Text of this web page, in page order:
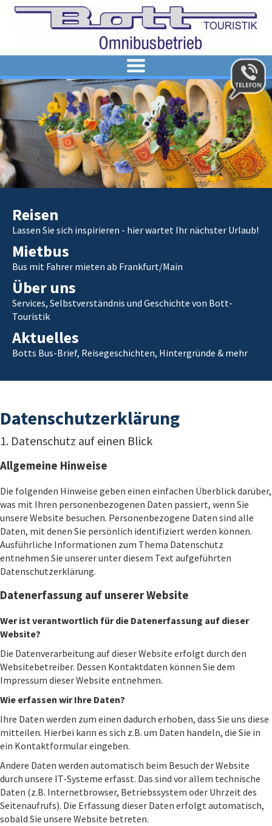
REISEN
VERSICHERUNG
MIETBUS
ANFRAGE BUSMIETE
FUHRPARK
KATALOG
ÜBER UNS
50 JAHRE BOTT-TOURISTIK
UNSER UNTERNEHMEN
KONTAKT
Reisen
Lassen Sie sich inspirieren - hier wartet Ihr nächster Urlaub!
Mietbus
Bus mit Fahrer mieten ab Frankfurt/Main
Über uns
Services, Selbstverständnis und Geschichte von Bott-
Touristik
Aktuelles
Botts Bus-Brief, Reisegeschichten, Hintergründe & mehr
Datenschutzerklärung
1. Datenschutz auf einen Blick
Allgemeine Hinweise
Die folgenden Hinweise geben einen einfachen Überblick darüber,
was mit Ihren personenbezogenen Daten passiert, wenn Sie
unsere Website besuchen. Personenbezogene Daten sind alle
Daten, mit denen Sie persönlich identifiziert werden können.
Ausführliche Informationen zum Thema Datenschutz
entnehmen Sie unserer unter diesem Text aufgeführten
Datenschutzerklärung.
Datenerfassung auf unserer Website
Wer ist verantwortlich für die Datenerfassung auf dieser
Website?
Die Datenverarbeitung auf dieser Website erfolgt durch den
Websitebetreiber. Dessen Kontaktdaten können Sie dem
Impressum dieser Website entnehmen.
Wie erfassen wir Ihre Daten?
Ihre Daten werden zum einen dadurch erhoben, dass Sie uns diese
mitteilen. Hierbei kann es sich z.B. um Daten handeln, die Sie in
ein Kontaktformular eingeben.
Andere Daten werden automatisch beim Besuch der Website
durch unsere IT-Systeme erfasst. Das sind vor allem technische
Daten (z.B. Internetbrowser, Betriebssystem oder Uhrzeit des
Seitenaufrufs). Die Erfassung dieser Daten erfolgt automatisch,
sobald Sie unsere Website betreten.